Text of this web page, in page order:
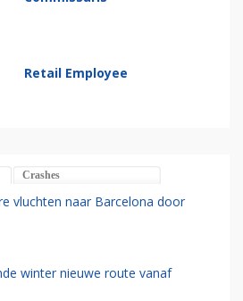
Retail Employee
Crashes
vluchten naar Barcelona door
winter nieuwe route vanaf